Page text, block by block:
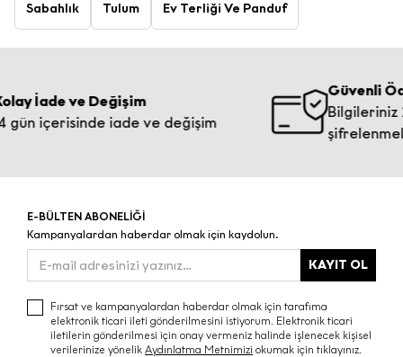
Sabahlık Tulum Ev Terliği Ve Panduf
ve Değişim
iade ve değişim
Güvenli Ödeme
Bilgileriniz
şifrelenmektedir.
E-BÜLTEN ABONELİĞİ
Kampanyalardan haberdar olmak için kaydolun.
KAYIT OL
Fırsat ve kampanyalardan haberdar olmak için tarafıma
elektronik ticari ileti gönderilmesini istiyorum. Elektronik ticari
iletilerin gönderilmesi için onay vermeniz halinde işlenecek kişisel
verilerinize yönelik Aydınlatma Metnimizi okumak için tıklayınız.